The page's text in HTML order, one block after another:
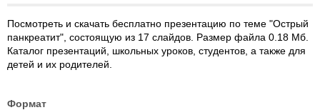
Посмотреть и скачать бесплатно презентацию по теме "Острый
панкреатит", состоящую из 17 слайдов. Размер файла 0.18 Мб.
Каталог презентаций, школьных уроков, студентов, а также для
детей и их родителей.
Формат